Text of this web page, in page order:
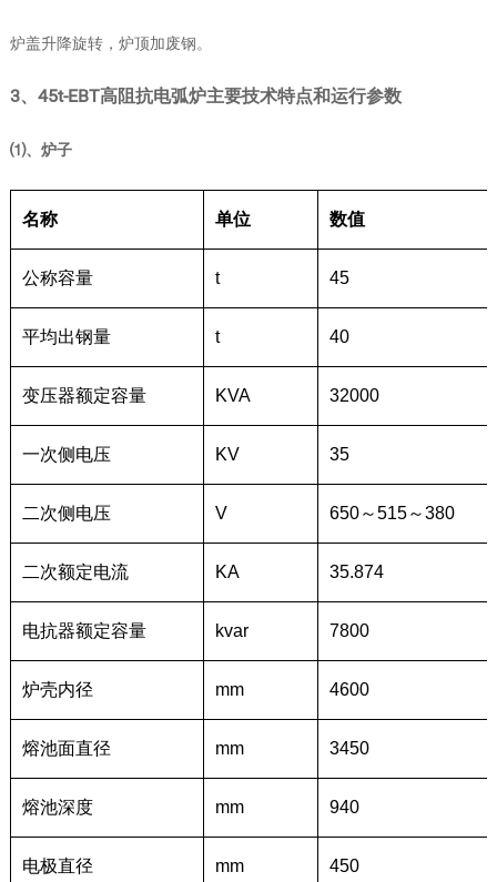
炉盖升降旋转，炉顶加废钢。
3、45t-EBT高阻抗电弧炉主要技术特点和运行参数
⑴、炉子
名称 单位 数值
公称容量 t 45
平均出钢量 t 40
变压器额定容量 KVA 32000
一次侧电压 KV 35
二次侧电压 V 650～515～380
二次额定电流 KA 35.874
电抗器额定容量 kvar 7800
炉壳内径 mm 4600
熔池面直径 mm 3450
熔池深度 mm 940
电极直径 mm 450